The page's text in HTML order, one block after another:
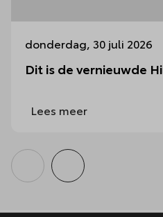
donderdag, 30 juli 2026
Dit is de vernieuwde
Lees meer